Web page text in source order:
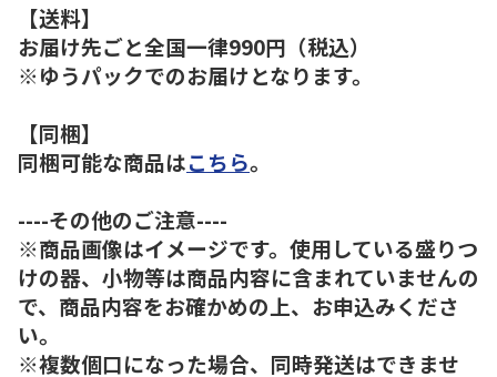
【送料】
お届け先ごと全国一律990円（税込）
※ゆうパックでのお届けとなります。
【同梱】
同梱可能な商品はこちら。
----その他のご注意----
※商品画像はイメージです。使用している盛りつ
けの器、小物等は商品内容に含まれていませんの
で、商品内容をお確かめの上、お申込みくださ
い。
※複数個口になった場合、同時発送はできませ